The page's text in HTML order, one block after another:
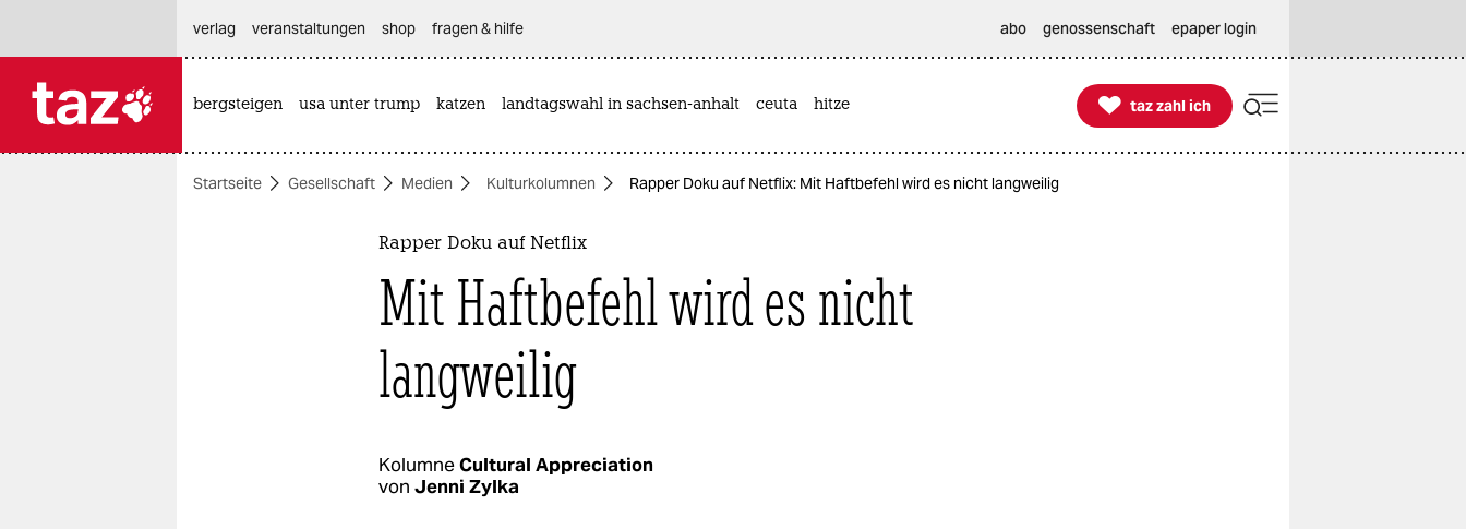
themen
verlag
veranstaltungen shop fragen & hilfe abo genossenschaft epaper login
bergsteigen usa unter trump katzen landtagswahl in sachsen-anhalt ceuta hitze 
taz zahl ich
taz zahl ich
Startseite Gesellschaft Medien Kulturkolumnen Rapper Doku auf Netflix: Mit Haftbefehl wird es nicht langweilig
Rapper Doku auf Netflix
Mit Haftbefehl wird es nicht
langweilig
KolumneCultural Appreciation
von Jenni Zylka